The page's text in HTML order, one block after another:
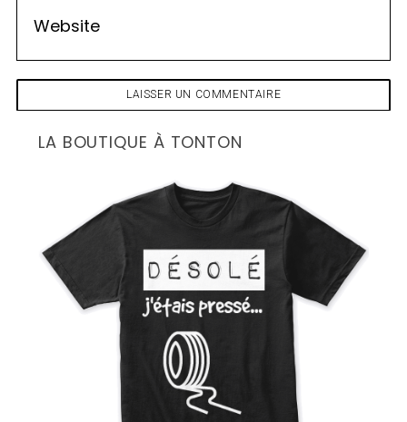
LA BOUTIQUE À TONTON